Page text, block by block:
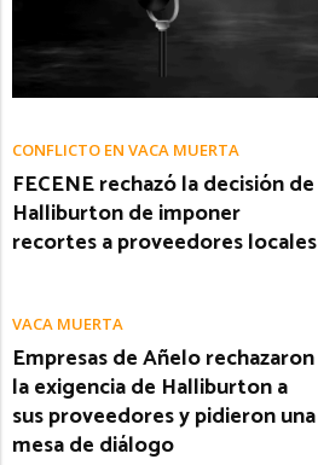
CONFLICTO EN VACA MUERTA
FECENE rechazó la decisión de
Halliburton de imponer
recortes a proveedores locales
VACA MUERTA
Empresas de Añelo rechazaron
la exigencia de Halliburton a
sus proveedores y pidieron una
mesa de diálogo